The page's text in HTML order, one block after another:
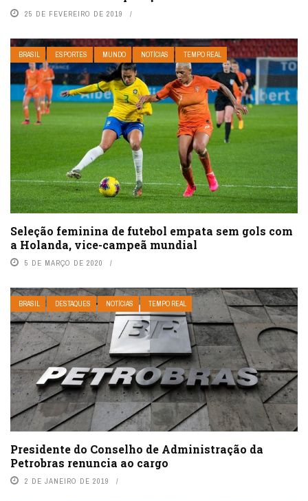
25 DE FEVEREIRO DE 2019
BRASIL ESPORTES MUNDO NOTÍCIAS TEMPO REAL
Seleção feminina de futebol empata sem gols com
a Holanda, vice-campeã mundial
5 DE MARÇO DE 2020
BRASIL DESTAQUES NOTÍCIAS TEMPO REAL
Presidente do Conselho de Administração da
Petrobras renuncia ao cargo
2 DE JANEIRO DE 2019